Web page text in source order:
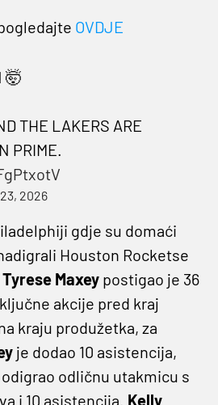
OVDJE
🤯
THE LAKERS ARE
PRIME.
2026
gdje su domaći
Houston Rocketse
Tyrese Maxey postigao je 36
akcije pred kraj
kraju produžetka, za
je dodao 10 asistencija,
odigrao odličnu utakmicu s
i 10 asistencija. Kelly